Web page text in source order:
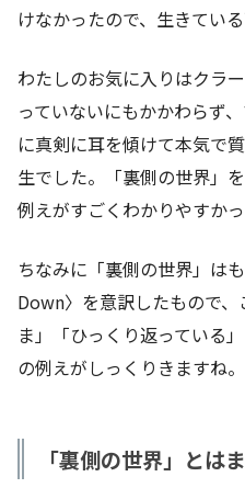
けなかったので、生きてい
わたしのお気に入りはクラ
っていないにもかかわらず
に真剣に耳を傾けて本気で
生でした。「裏側の世界」
例えがすごくわかりやすかっ
ちなみに「裏側の世界」は
Down〉を意訳したもので
ま」「ひっくり返っている
の例えがしっくりきますね。
「裏側の世界」とは